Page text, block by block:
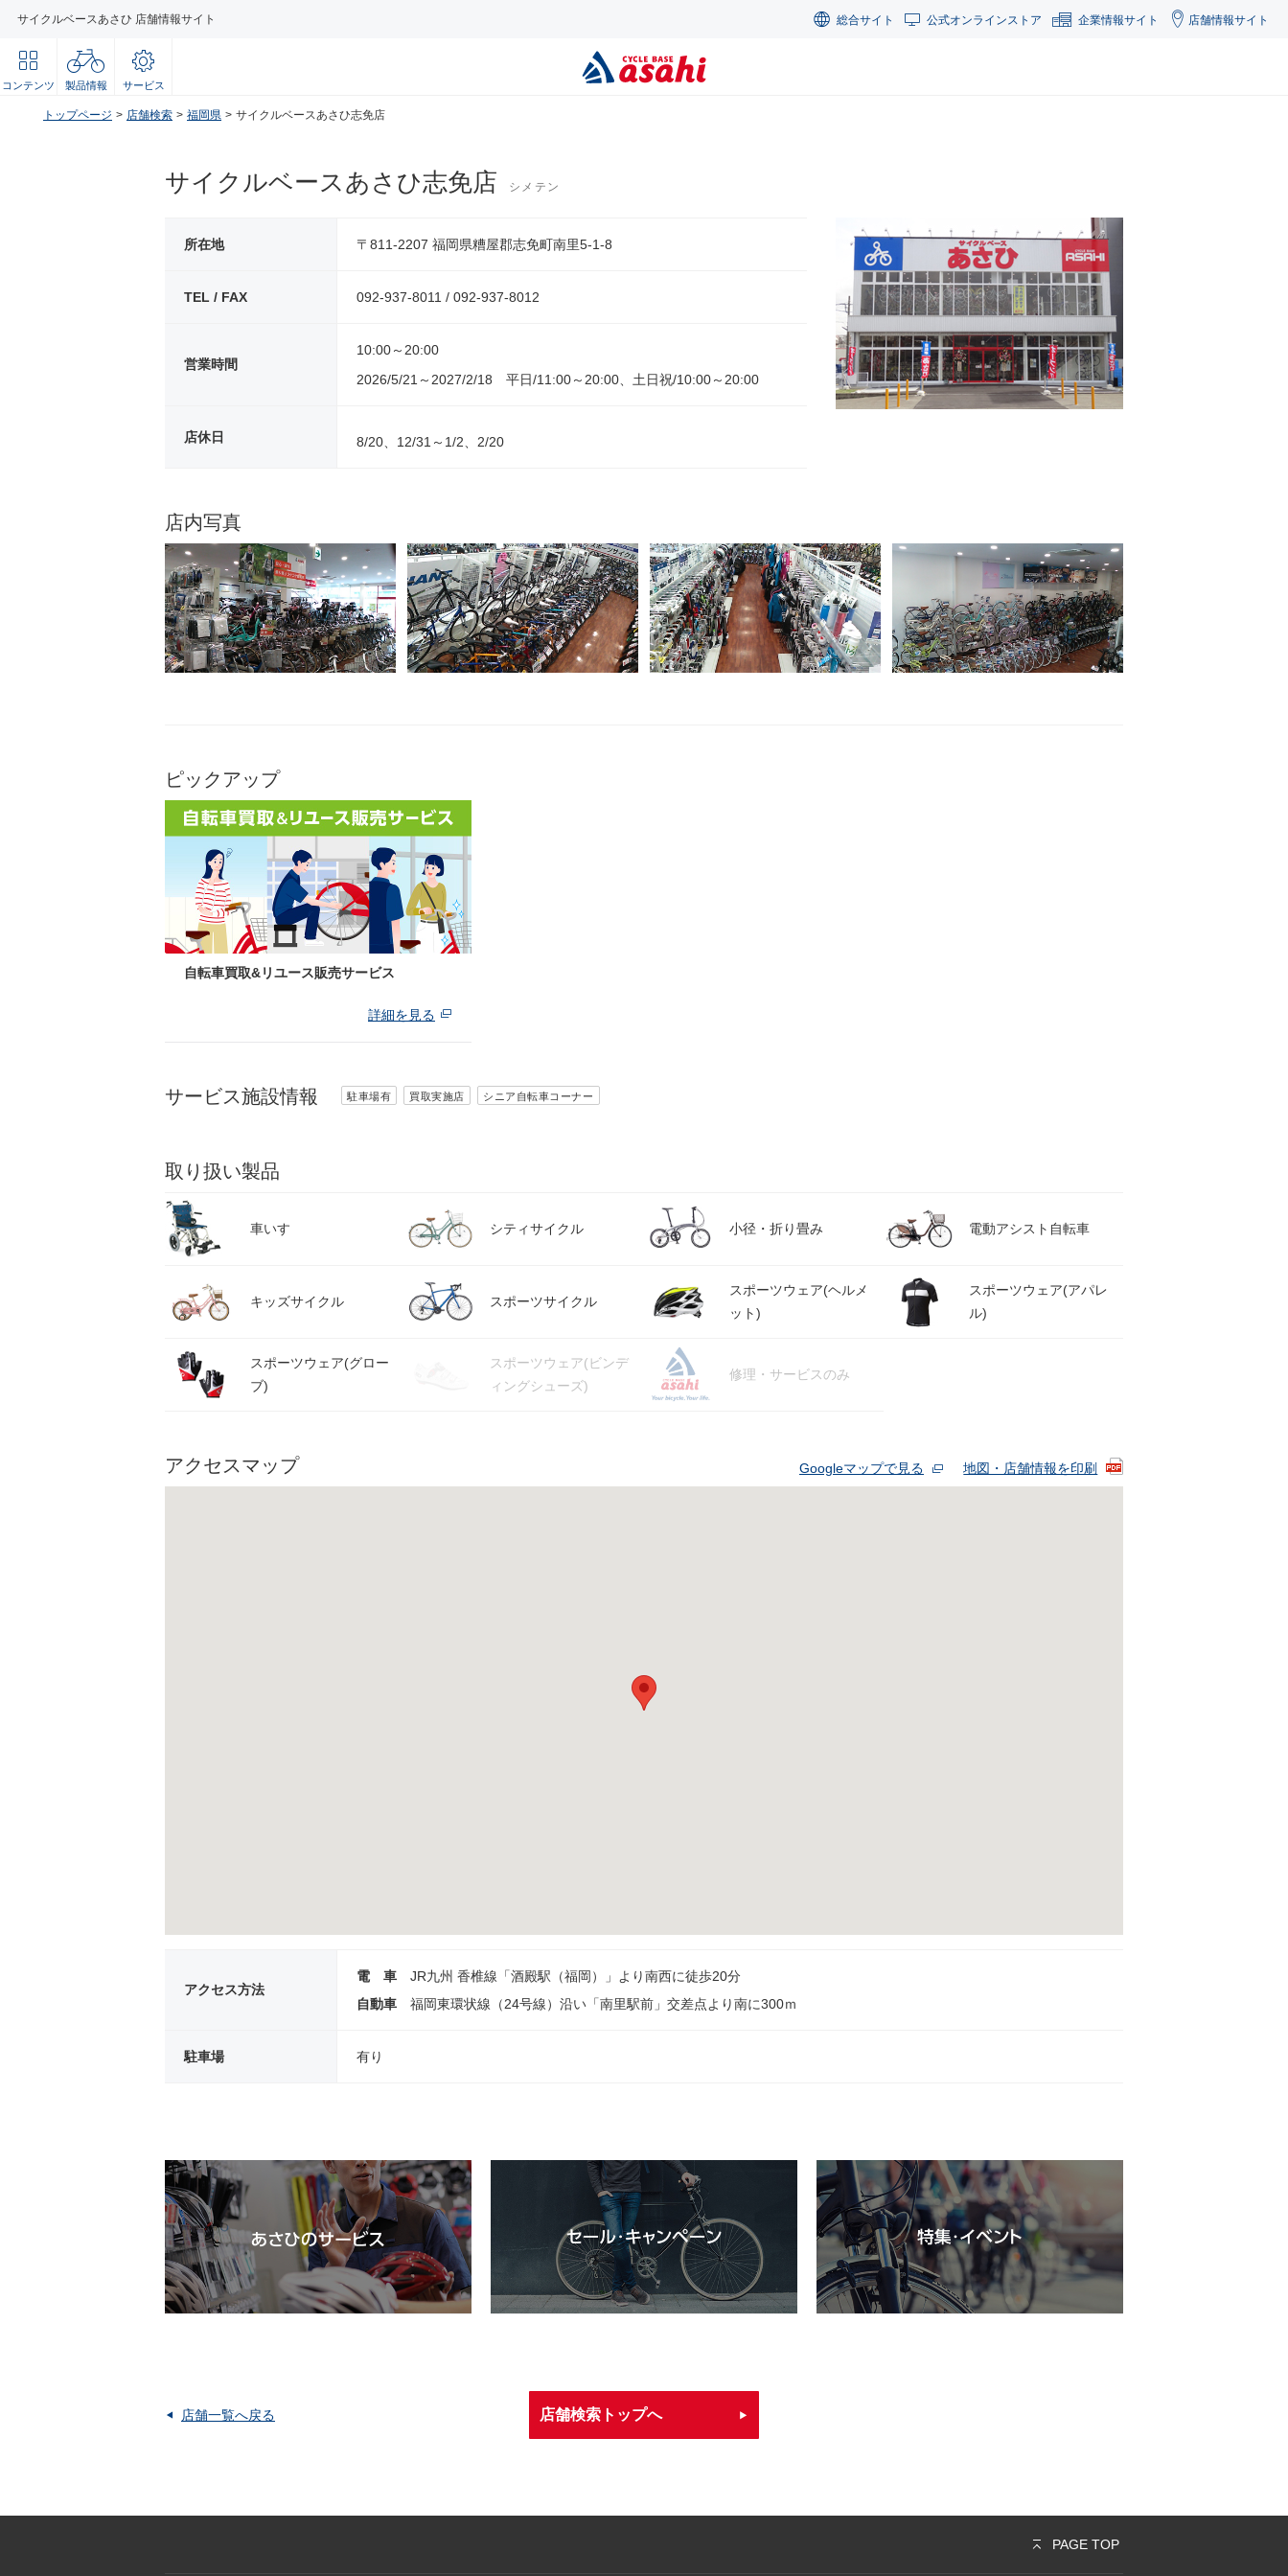
サイクルベースあさひ 店舗情報サイト 総合サイト 公式オンラインストア 企業情報サイト 店舗情報サイト
コンテンツ 製品情報 サービス
トップページ 店舗検索 福岡県 サイクルベースあさひ志免店
サイクルベースあさひ志免店 シメテン
所在地 〒811-2207 福岡県糟屋郡志免町南里5-1-8
TEL / FAX 092-937-8011 / 092-937-8012
営業時間
10:00～20:00
2026/5/21～2027/2/18 平日/11:00～20:00、土日祝/10:00～20:00
店休日 8/20、12/31～1/2、2/20
店内写真
ピックアップ
自転車買取&リユース販売サービス
詳細を見る
サービス施設情報 駐車場有 買取実施店 シニア自転車コーナー
取り扱い製品
車いす シティサイクル 小径・折り畳み 電動アシスト自転車
キッズサイクル スポーツサイクル
スポーツウェア(ヘルメ
ット)
スポーツウェア(アパレ
ル)
スポーツウェア(グロー
ブ)
スポーツウェア(ビンデ
ィングシューズ)
修理・サービスのみ
アクセスマップ Googleマップで見る 地図・店舗情報を印刷
アクセス方法
電 車
JR九州 香椎線「酒殿駅（福岡）」より南西に徒歩20分
自動車
福岡東環状線（24号線）沿い「南里駅前」交差点より南に300ｍ
駐車場 有り
店舗検索トップへ
店舗一覧へ戻る
PAGE TOP